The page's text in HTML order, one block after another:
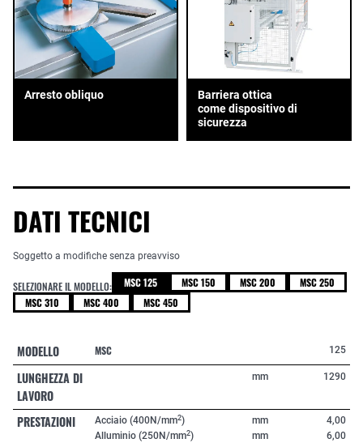
Arresto obliquo
Barriera ottica
come dispositivo di
sicurezza
DATI TECNICI
Soggetto a modifiche senza preavviso
SELEZIONARE IL MODELLO: MSC 125 MSC 150 MSC 200
MSC 250
MSC 310
MSC 400 MSC 450
MODELLO MSC 125
LUNGHEZZA DI
LAVORO
mm 1290
PRESTAZIONI Acciaio (400N/mm2)
Alluminio (250N/mm2)
mm
mm
4,00
6,00